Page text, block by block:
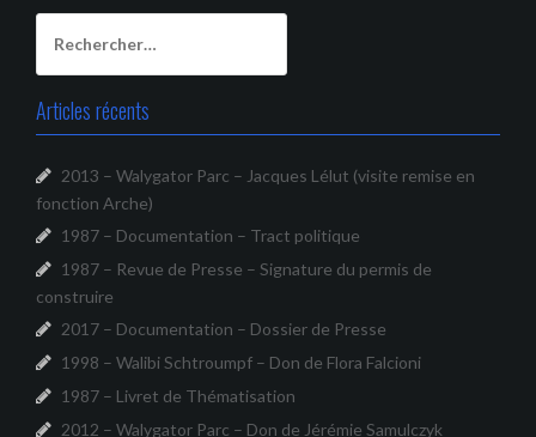
Articles récents
2013 – Walygator Parc – Jacques Lélut (visite remise en
fonction Arche)
1987 – Documentation – Tract politique
1987 – Revue de Presse – Signature du permis de
construire
2017 – Documentation – Dossier de Presse
1998 – Walibi Schtroumpf – Don de Flora Falcioni
1987 – Livret de Thématisation
2012 – Walygator Parc – Don de Jérémie Samulczyk